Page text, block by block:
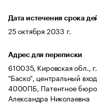
Дата истечения срока
25 октября 2033 г.
Адрес для переписки
610035, Кировская обл.,
"Баско", центральный
4000ПБ, Патентное
Александра Николаевна